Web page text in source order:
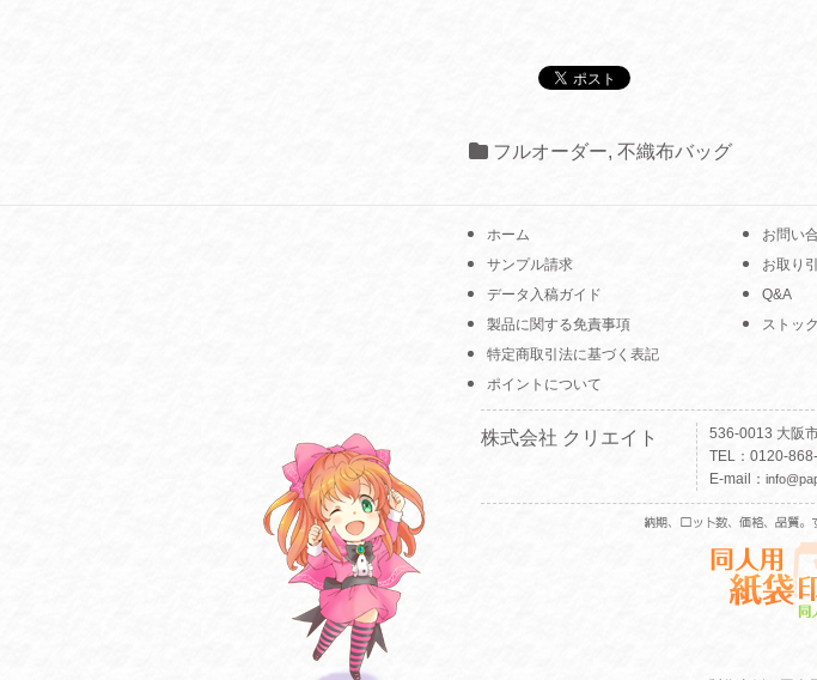
フルオーダー, 不織布バッグ
ホーム
サンプル請求
データ入稿ガイド
製品に関する免責事項
特定商取引法に基づく表記
ポイントについて
お問い
お取り
Q&A
ストッ
株式会社 クリエイト
536-0013 大阪
TEL：0120-
E-mail：